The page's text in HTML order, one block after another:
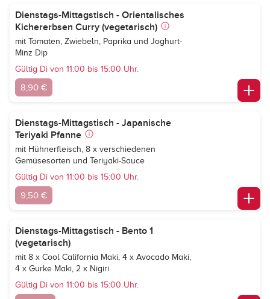
Dienstags-Mittagstisch - Orientalisches
Kichererbsen Curry (vegetarisch)
mit Tomaten, Zwiebeln, Paprika und Joghurt-
Minz Dip
Gültig Di von 11:00 bis 15:00 Uhr.
8,90 €
Dienstags-Mittagstisch - Japanische
Teriyaki Pfanne
mit Hühnerfleisch, 8 x verschiedenen
Gemüsesorten und Teriyaki-Sauce
Gültig Di von 11:00 bis 15:00 Uhr.
9,50 €
Dienstags-Mittagstisch - Bento 1
(vegetarisch)
mit 8 x Cool California Maki, 4 x Avocado Maki,
4 x Gurke Maki, 2 x Nigiri
Gültig Di von 11:00 bis 15:00 Uhr.